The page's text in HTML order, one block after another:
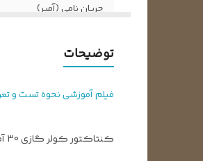
جریان نامی (آمپر)
توضیحات
فیلم آموزشی نحوه تست و